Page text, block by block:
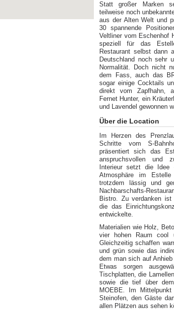
Statt großer Marken
teilweise noch
aus der Alten Welt und
30 spannende
Veltliner vom Eschenhof
speziell für das
Restaurant selbst dann
Deutschland noch sehr
Normalität. Doch nicht
dem Fass, auch das
sogar einige Cocktails
direkt vom Zapfhahn,
Fernet Hunter, ein
und Lavendel gewonnen
Über die Location
Im Herzen des
Schritte vom S-
präsentiert sich das
anspruchsvollen und
Interieur setzt die
Atmosphäre im
trotzdem lässig und
Nachbarschafts-
Bistro. Zu verdanken ist
die das
entwickelte.
Materialien wie Holz,
vier hohen Raum cool
Gleichzeitig schaffen
und grün sowie das
dem man sich auf
Etwas sorgen
Tischplatten, die
sowie die tief über
MOEBE. Im
Steinofen, den Gäste
allen Plätzen aus sehen